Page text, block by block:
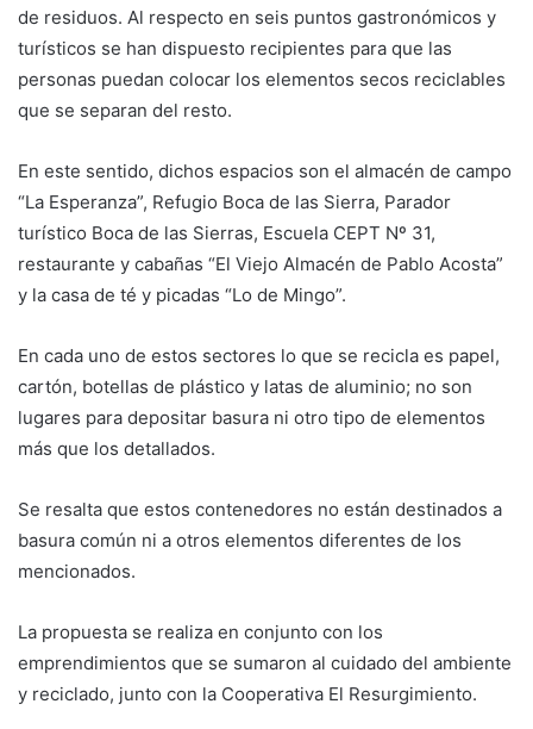
de residuos. Al respecto en seis puntos gastronómicos y
turísticos se han dispuesto recipientes para que las
personas puedan colocar los elementos secos reciclables
que se separan del resto.
En este sentido, dichos espacios son el almacén de campo
“La Esperanza”, Refugio Boca de las Sierra, Parador
turístico Boca de las Sierras, Escuela CEPT Nº 31,
restaurante y cabañas “El Viejo Almacén de Pablo Acosta”
y la casa de té y picadas “Lo de Mingo”.
En cada uno de estos sectores lo que se recicla es papel,
cartón, botellas de plástico y latas de aluminio; no son
lugares para depositar basura ni otro tipo de elementos
más que los detallados.
Se resalta que estos contenedores no están destinados a
basura común ni a otros elementos diferentes de los
mencionados.
La propuesta se realiza en conjunto con los
emprendimientos que se sumaron al cuidado del ambiente
y reciclado, junto con la Cooperativa El Resurgimiento.